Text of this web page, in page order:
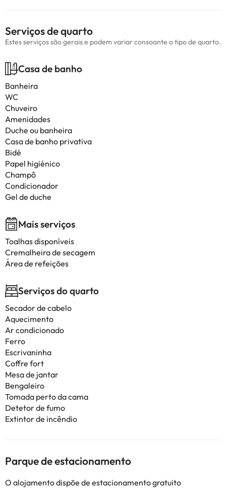
Serviços de quarto
Estes serviços são gerais e podem variar consoante o tipo de quarto.
Casa de banho
Banheira
WC
Chuveiro
Amenidades
Duche ou banheira
Casa de banho privativa
Bidé
Papel higiénico
Champô
Condicionador
Gel de duche
Mais serviços
Toalhas disponíveis
Cremalheira de secagem
Área de refeições
Serviços do quarto
Secador de cabelo
Aquecimento
Ar condicionado
Ferro
Escrivaninha
Coffre fort
Mesa de jantar
Bengaleiro
Tomada perto da cama
Detetor de fumo
Extintor de incêndio
Parque de estacionamento
O alojamento dispõe de estacionamento gratuito